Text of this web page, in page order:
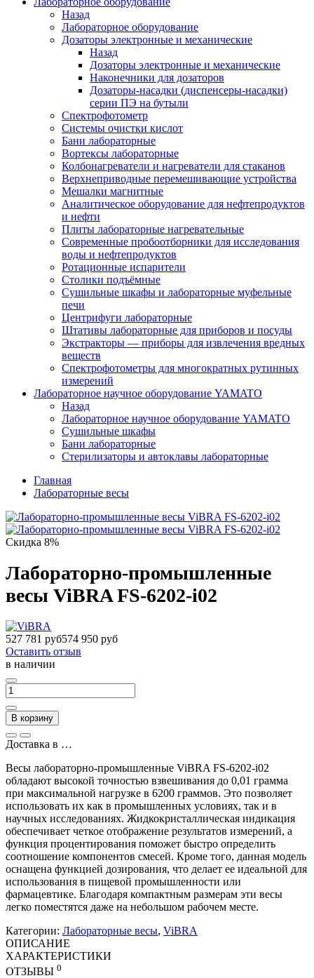
Назад
Лабораторное оборудование
Дозаторы электронные и механические
Назад
Дозаторы электронные и механические
Наконечники для дозаторов
Дозаторы-насадки (диспенсеры-насадки)
серии ПЭ на бутыли
Спектрофотометр
Системы очистки кислот
Бани лабораторные
Вортексы лабораторные
Колбонагреватели и нагреватели для стаканов
Верхнеприводные перемешивающие устройства
Мешалки магнитные
Аналитическое оборудование для нефтепродуктов
и нефти
Плиты лабораторные нагревательные
Современные пробоотборники для исследования
воды и нефтепродуктов
Ротационные испарители
Столики подъёмные
Сушильные шкафы и лабораторные муфельные
печи
Центрифуги лабораторные
Штативы лабораторные для приборов и посуды
Экстракторы — приборы для извлечения вредных
веществ
Спектрофотометры для многократных рутинных
измерений
Лабораторное научное оборудование YAMATO
Назад
Лабораторное научное оборудование YAMATO
Сушильные шкафы
Бани лабораторные
Стерилизаторы и автоклавы лабораторные
Главная
Лабораторные весы
Скидка 8%
Лабораторно-промышленные
весы ViBRA FS-6202-i02
527 781 руб574 950 руб
Оставить отзыв
в наличии
В корзину
Доставка в …
Весы лабораторно-промышленные ViBRA FS-6202-i02
обладают высокой точностью взвешивания до 0,01 грамма
при максимальной нагрузке в 6200 граммов. Это позволяет
использовать их как в промышленных условиях, так и в
научных исследованиях. Жидкокристаллическая индикация
обеспечивает четкое отображение результатов измерений, а
функция процентирования поможет быстро определить
соотношение компонентов смесей. Кроме того, данная модель
оснащена функцией дозирования, что делает ее идеальной для
использования в пищевой промышленности или
фармацевтике. Благодаря компактным размерам эти весы
легко поместятся даже на небольшом рабочем месте.
Категории: Лабораторные весы, ViBRA
ОПИСАНИЕ
ХАРАКТЕРИСТИКИ
ОТЗЫВЫ 0